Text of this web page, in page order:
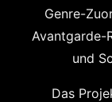
Genre-
Avantgarde-
und
Das